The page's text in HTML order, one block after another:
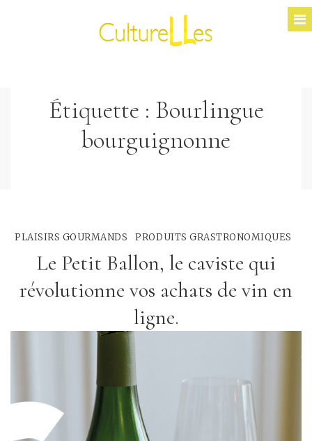
Étiquette : Bourlingue
bourguignonne
PLAISIRS GOURMANDS PRODUITS GRASTRONOMIQUES
Le Petit Ballon, le caviste qui
révolutionne vos achats de vin en
ligne.